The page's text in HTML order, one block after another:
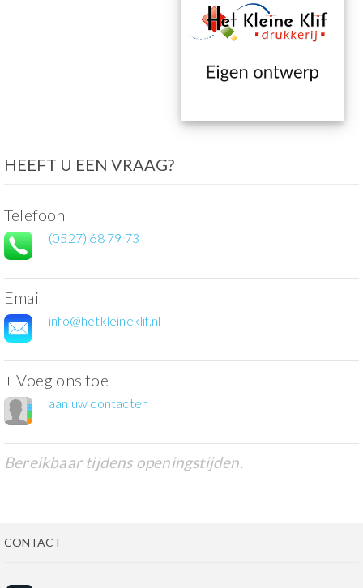
HEEFT U EEN VRAAG?
Telefoon
(0527) 68 79 73
Email
info@hetkleineklif.nl
+ Voeg ons toe
aan uw contacten
Bereikbaar tijdens openingstijden.
CONTACT